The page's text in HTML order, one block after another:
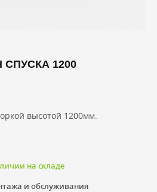
СПУСКА 1200
высотой 1200мм.
на складе
и обслуживания